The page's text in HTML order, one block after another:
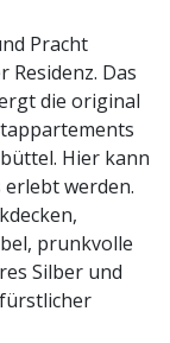
Pracht
Das
die original
Hier kann
werden.
prunkvolle
Silber und